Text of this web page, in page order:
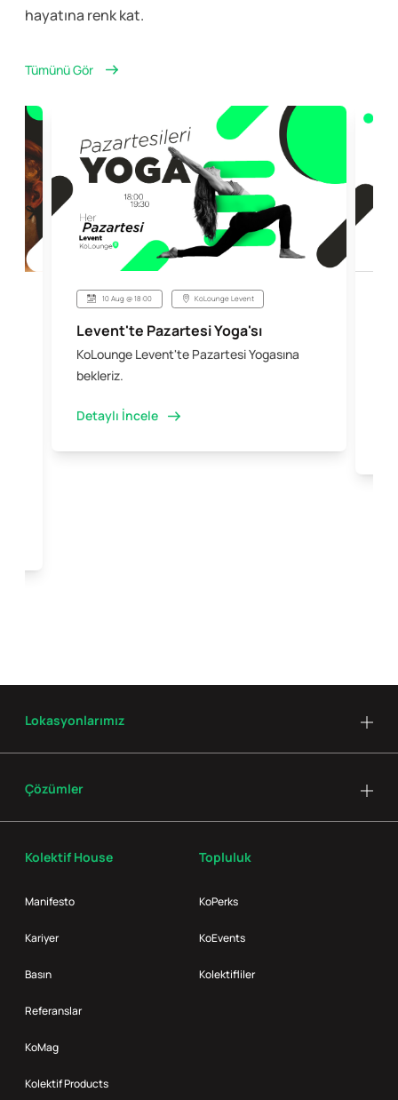
hayatına renk kat.
Tümünü Gör
10 Aug @ 18:00 KoLounge Levent
Levent'te Pazartesi Yoga'sı
KoLounge Levent'te Pazartesi Yogasına
bekleriz.
Detaylı İncele
Kolektif House
Manifesto
Kariyer
Basın
Referanslar
KoMag
Kolektif Products
Topluluk
KoPerks
KoEvents
Kolektifliler
Lokasyonlarımız
Çözümler